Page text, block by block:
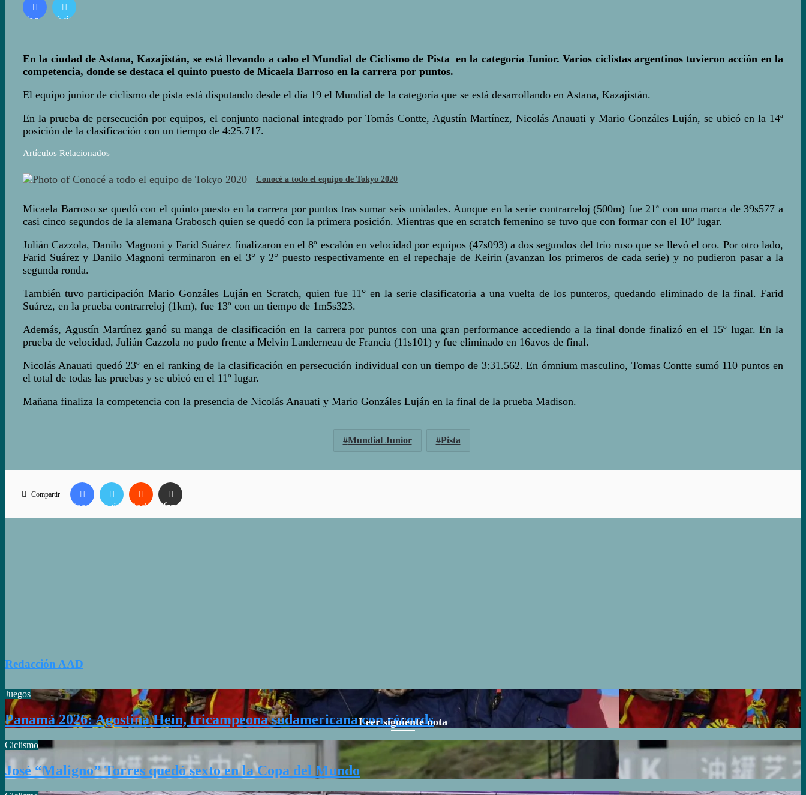
FacebookTwitter
En la ciudad de Astana, Kazajistán, se está llevando a cabo el Mundial de Ciclismo de Pista en la categoría Junior. Varios ciclistas argentinos tuvieron acción en la
competencia, donde se destaca el quinto puesto de Micaela Barroso en la carrera por puntos.
El equipo junior de ciclismo de pista está disputando desde el día 19 el Mundial de la categoría que se está desarrollando en Astana, Kazajistán.
En la prueba de persecución por equipos, el conjunto nacional integrado por Tomás Contte, Agustín Martínez, Nicolás Anauati y Mario Gonzáles Luján, se ubicó en la 14ª
posición de la clasificación con un tiempo de 4:25.717.
Artículos Relacionados
Conocé a todo el equipo de Tokyo 2020
Micaela Barroso se quedó con el quinto puesto en la carrera por puntos tras sumar seis unidades. Aunque en la serie contrarreloj (500m) fue 21ª con una marca de 39s577 a
casi cinco segundos de la alemana Grabosch quien se quedó con la primera posición. Mientras que en scratch femenino se tuvo que con formar con el 10º lugar.
Julián Cazzola, Danilo Magnoni y Farid Suárez finalizaron en el 8º escalón en velocidad por equipos (47s093) a dos segundos del trío ruso que se llevó el oro. Por otro lado,
Farid Suárez y Danilo Magnoni terminaron en el 3° y 2° puesto respectivamente en el repechaje de Keirin (avanzan los primeros de cada serie) y no pudieron pasar a la
segunda ronda.
También tuvo participación Mario Gonzáles Luján en Scratch, quien fue 11° en la serie clasificatoria a una vuelta de los punteros, quedando eliminado de la final. Farid
Suárez, en la prueba contrarreloj (1km), fue 13º con un tiempo de 1m5s323.
Además, Agustín Martínez ganó su manga de clasificación en la carrera por puntos con una gran performance accediendo a la final donde finalizó en el 15º lugar. En la
prueba de velocidad, Julián Cazzola no pudo frente a Melvin Landerneau de Francia (11s101) y fue eliminado en 16avos de final.
Nicolás Anauati quedó 23º en el ranking de la clasificación en persecución individual con un tiempo de 3:31.562. En ómnium masculino, Tomas Contte sumó 110 puntos en
el total de todas las pruebas y se ubicó en el 11º lugar.
Mañana finaliza la competencia con la presencia de Nicolás Anauati y Mario Gonzáles Luján en la final de la prueba Madison.
Mundial Junior Pista
Compartir
FacebookTwitter Reddit Compartir vía correo electrónico
Redacción AAD
Leer siguiente nota
Juegos
Panamá 2026: Agostina Hein, tricampeona sudamericana con récords
Ciclismo
José “Maligno” Torres quedó sexto en la Copa del Mundo